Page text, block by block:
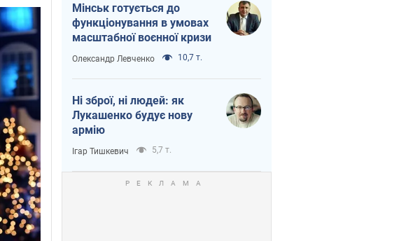
Мінськ готується до
функціонування в умовах
масштабної воєнної кризи
Олександр Левченко 10,7 т.
Ні зброї, ні людей: як
Лукашенко будує нову
армію
Ігар Тишкевич 5,7 т.